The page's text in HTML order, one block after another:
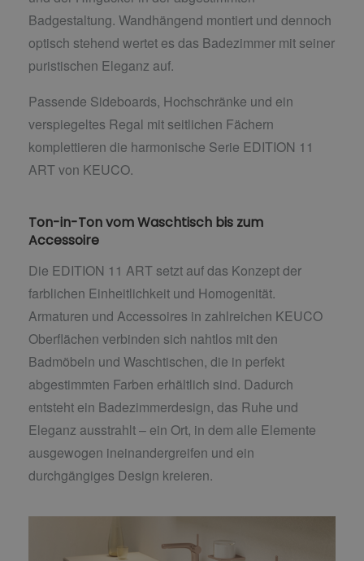
Badgestaltung. Wandhängend montiert und dennoch
optisch stehend wertet es das Badezimmer mit seiner
puristischen Eleganz auf.
Passende Sideboards, Hochschränke und ein
verspiegeltes Regal mit seitlichen Fächern
komplettieren die harmonische Serie EDITION 11
ART von KEUCO.
Ton-in-Ton vom Waschtisch bis zum
Accessoire
Die EDITION 11 ART setzt auf das Konzept der
farblichen Einheitlichkeit und Homogenität.
Armaturen und Accessoires in zahlreichen KEUCO
Oberflächen verbinden sich nahtlos mit den
Badmöbeln und Waschtischen, die in perfekt
abgestimmten Farben erhältlich sind. Dadurch
entsteht ein Badezimmerdesign, das Ruhe und
Eleganz ausstrahlt – ein Ort, in dem alle Elemente
ausgewogen ineinandergreifen und ein
durchgängiges Design kreieren.